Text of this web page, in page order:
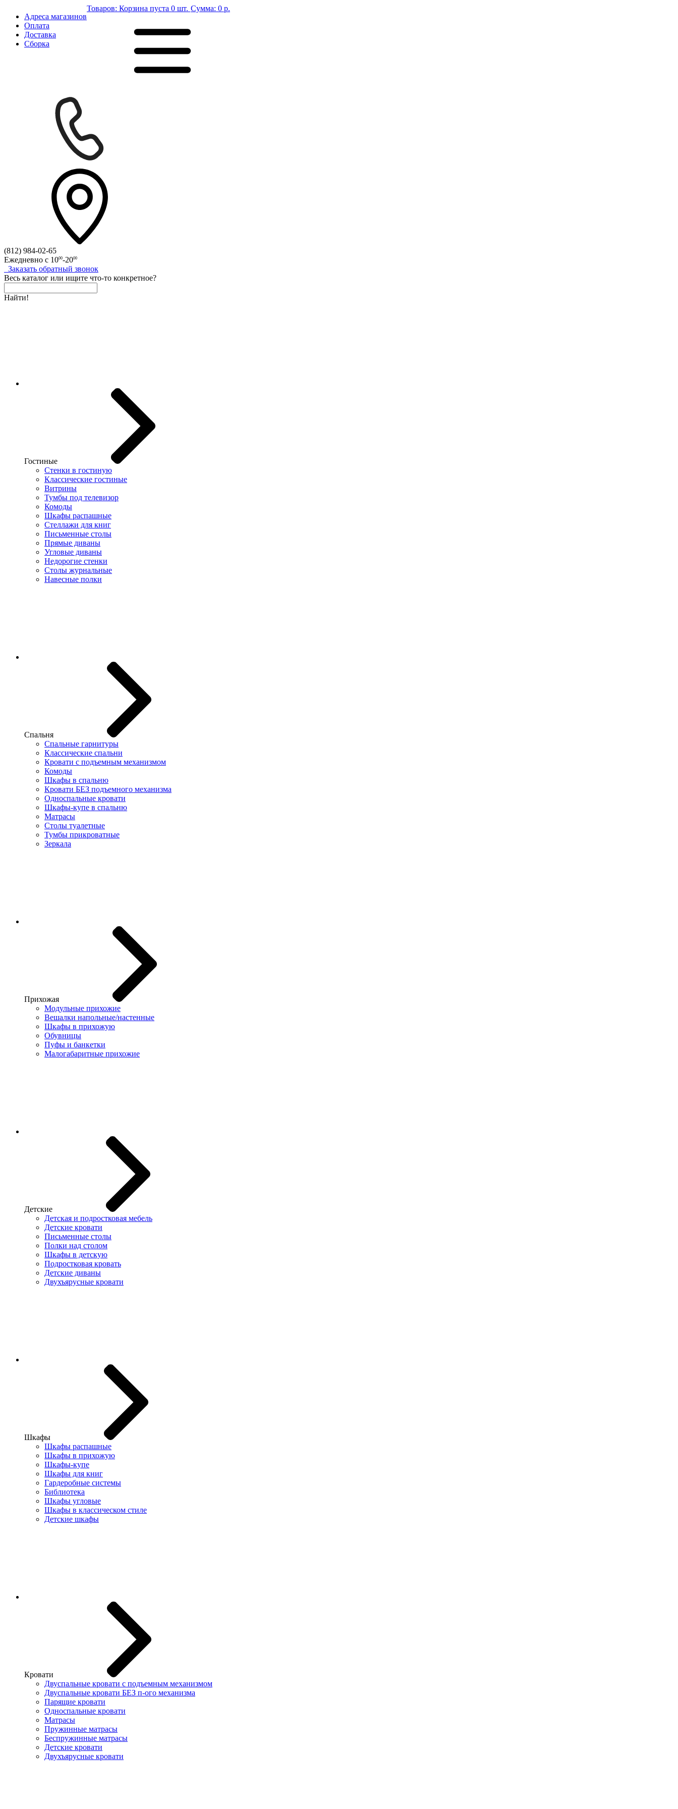
Адреса магазинов
Оплата
Доставка
Сборка
Товаров: Корзина пуста 0 шт. Сумма: 0 р.
(812) 984-02-65
Ежедневно с 1000-2000
Заказать обратный звонок
Весь каталог или ищите что-то конкретное?
Найти!
Гостиные
Стенки в гостиную
Классические гостиные
Витрины
Тумбы под телевизор
Комоды
Шкафы распашные
Стеллажи для книг
Письменные столы
Прямые диваны
Угловые диваны
Недорогие стенки
Столы журнальные
Навесные полки
Спальня
Спальные гарнитуры
Классические спальни
Кровати с подъемным механизмом
Комоды
Шкафы в спальню
Кровати БЕЗ подъемного механизма
Односпальные кровати
Шкафы-купе в спальню
Матрасы
Столы туалетные
Тумбы прикроватные
Зеркала
Прихожая
Модульные прихожие
Вешалки напольные/настенные
Шкафы в прихожую
Обувницы
Пуфы и банкетки
Малогабаритные прихожие
Детские
Детская и подростковая мебель
Детские кровати
Письменные столы
Полки над столом
Шкафы в детскую
Подростковая кровать
Детские диваны
Двухъярусные кровати
Шкафы
Шкафы распашные
Шкафы в прихожую
Шкафы-купе
Шкафы для книг
Гардеробные системы
Библиотека
Шкафы угловые
Шкафы в классическом стиле
Детские шкафы
Кровати
Двуспальные кровати с подъемным механизмом
Двуспальные кровати БЕЗ п-ого механизма
Парящие кровати
Односпальные кровати
Матрасы
Пружинные матрасы
Беспружинные матрасы
Детские кровати
Двухъярусные кровати